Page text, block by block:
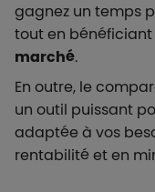
gagnez un temps
tout en bénéficiant
marché.
En outre, le
un outil puissant
adaptée à vos
rentabilité et en